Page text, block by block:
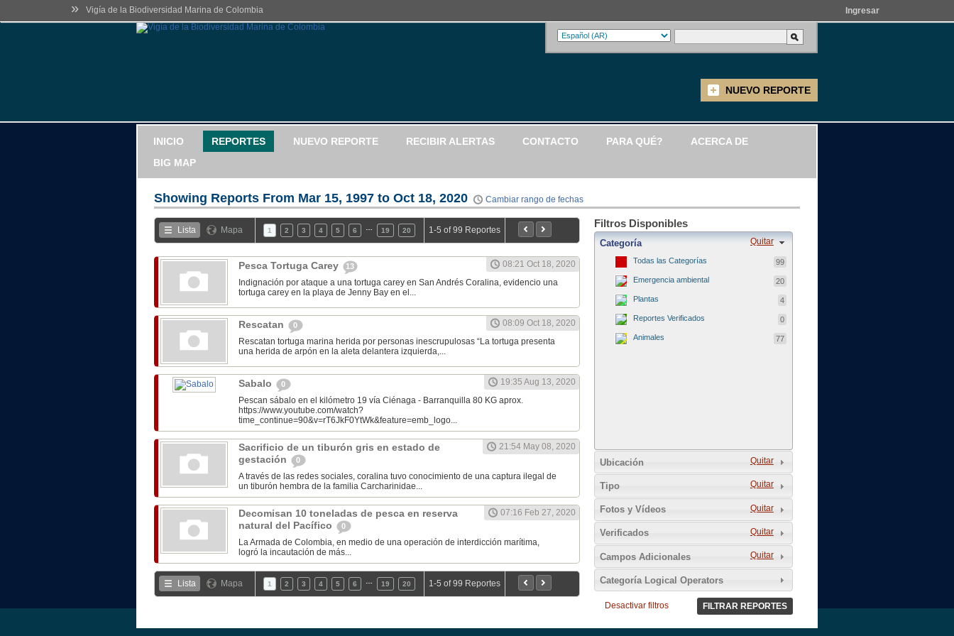
» Vigía de la Biodiversidad Marina de Colombia Ingresar
NUEVO REPORTE
INICIO REPORTES NUEVO REPORTE RECIBIR ALERTAS CONTACTO PARA QUÉ?
ACERCA DE
BIG MAP
Showing Reports From Mar 15, 1997 to Oct 18, 2020 Cambiar rango de fechas
Lista Mapa 1 2 3 4 5 6 19 20 1-5 of 99 Reportes
Pesca Tortuga Carey 13
08:21 Oct 18, 2020
Indignación por ataque a una tortuga carey en San Andrés Coralina, evidencio una
tortuga carey en la playa de Jenny Bay en el...
Rescatan 0
08:09 Oct 18, 2020
Rescatan tortuga marina herida por personas inescrupulosas “La tortuga presenta
una herida de arpón en la aleta delantera izquierda,...
Sabalo 0
19:35 Aug 13, 2020
Pescan sábalo en el kilómetro 19 vía Ciénaga - Barranquilla 80 KG aprox.
https://www.youtube.com/watch?
time_continue=90&v=rT6JkF0YtWk&feature=emb_logo...
Sacrificio de un tiburón gris en estado de
gestación
0
21:54 May 08, 2020
A través de las redes sociales, coralina tuvo conocimiento de una captura ilegal de
un tiburón hembra de la familia Carcharinidae...
Decomisan 10 toneladas de pesca en reserva
natural del Pacífico
0
07:16 Feb 27, 2020
La Armada de Colombia, en medio de una operación de interdicción marítima,
logró la incautación de más...
Lista Mapa 1 2 3 4 5 6 19 20 1-5 of 99 Reportes
Filtros Disponibles
Quitar
Categoría
Todas las Categorías 99
Emergencia ambiental 20
Plantas 4
Reportes Verificados 0
Animales 77
Quitar
Ubicación
Quitar
Tipo
Quitar
Fotos y Vídeos
Quitar
Verificados
Quitar
Campos Adicionales
Categoría Logical Operators
Desactivar filtros FILTRAR REPORTES